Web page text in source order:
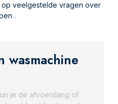
op veelgestelde vragen over
.
wasmachine
je de afvoerslang of